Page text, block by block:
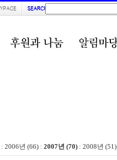
: 2006년 (66) : 2007년 (70) : 2008년 (51)